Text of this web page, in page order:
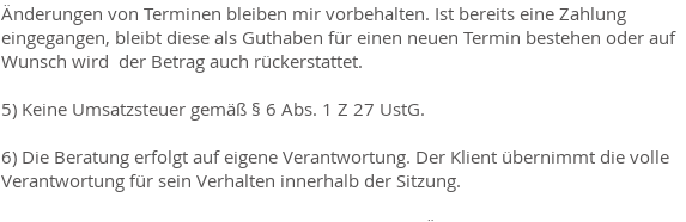
Änderungen von Terminen bleiben mir vorbehalten. Ist bereits eine Zahlung
eingegangen, bleibt diese als Guthaben für einen neuen Termin bestehen oder auf
Wunsch wird der Betrag auch rückerstattet.
5) Keine Umsatzsteuer gemäß § 6 Abs. 1 Z 27 UstG.
6) Die Beratung erfolgt auf eigene Verantwortung. Der Klient übernimmt die volle
Verantwortung für sein Verhalten innerhalb der Sitzung.